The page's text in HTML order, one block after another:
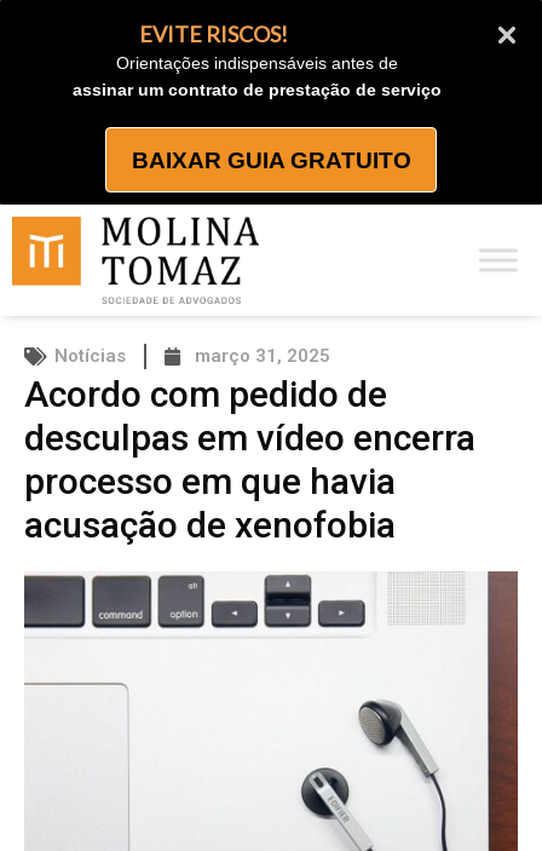
EVITE RISCOS!
Orientações indispensáveis antes de
assinar um contrato de prestação de serviço
BAIXAR GUIA GRATUITO
Notícias março 31, 2025
Acordo com pedido de
desculpas em vídeo encerra
processo em que havia
acusação de xenofobia